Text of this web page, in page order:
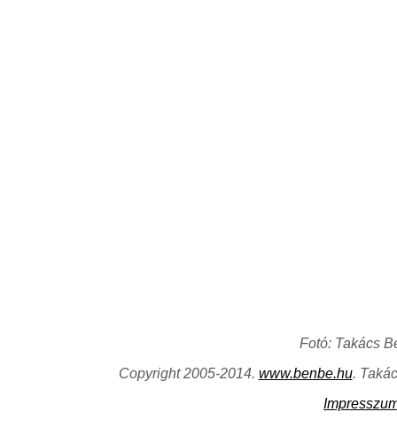
Fotó: Takács
Copyright 2005-2014. www.benbe.hu.